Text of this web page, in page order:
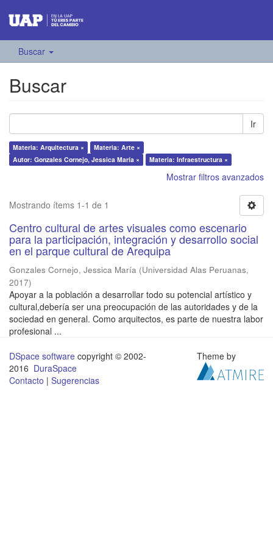
Buscar
Buscar
Ir
Materia: Arquitectura ×
Materia: Arte ×
Autor: Gonzales Cornejo, Jessica María ×
Materia: Infraestructura ×
Mostrar filtros avanzados
Mostrando ítems 1-1 de 1
Centro cultural de artes visuales como escenario
para la participación, integración y desarrollo social
en el parque cultural de Arequipa
Gonzales Cornejo, Jessica María (Universidad Alas Peruanas,
2017)
Apoyar a la población a desarrollar todo su potencial artístico y
cultural,debería ser una preocupación de las autoridades y de la
sociedad en general. Como arquitectos, es parte de nuestra labor
profesional ...
DSpace software copyright © 2002-
2016 DuraSpace
Contacto | Sugerencias
Theme by